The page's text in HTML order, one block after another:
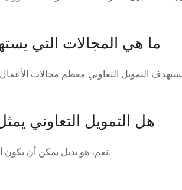
ما هي المجالات التي
هل التمويل التعاوني
نعم، هو بديل يمكن أن يكون أقل قيوداً من القروض البنكية التقليدية.